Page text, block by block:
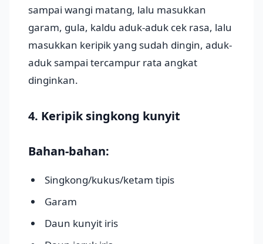
sampai wangi matang, lalu masukkan
garam, gula, kaldu aduk-aduk cek rasa, lalu
masukkan keripik yang sudah dingin, aduk-
aduk sampai tercampur rata angkat
dinginkan.
4. Keripik singkong kunyit
Bahan-bahan:
Singkong/kukus/ketam tipis
Garam
Daun kunyit iris